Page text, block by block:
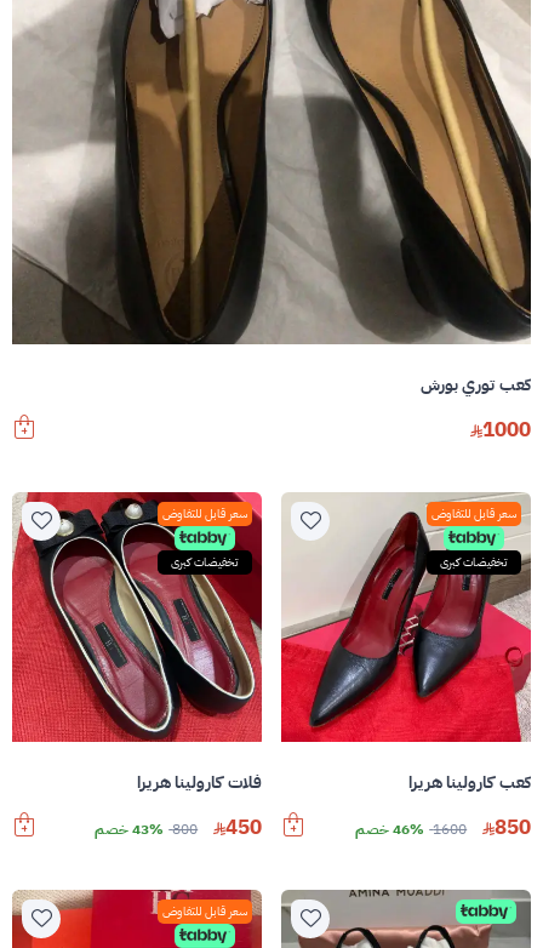
كعب توري بورش
1000
سعر قابل للتفاوض
تخفيضات كبرى
كعب كارولينا هريرا
850
1600 46% خصم
سعر قابل للتفاوض
تخفيضات كبرى
فلات كارولينا هريرا
450
800 43% خصم
سعر قابل للتفاوض